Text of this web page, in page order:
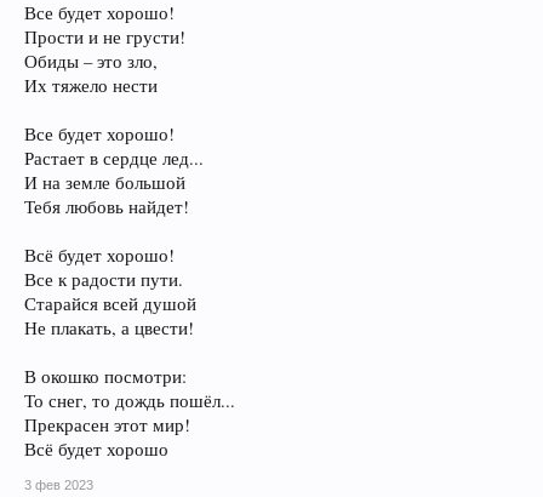
Все будет хорошо!
Прости и не грусти!
Обиды – это зло,
Их тяжело нести
Все будет хорошо!
Растает в сердце лед...
И на земле большой
Тебя любовь найдет!
Всё будет хорошо!
Все к радости пути.
Старайся всей душой
Не плакать, а цвести!
В окошко посмотри:
То снег, то дождь пошёл...
Прекрасен этот мир!
Всё будет хорошо
3 фев 2023